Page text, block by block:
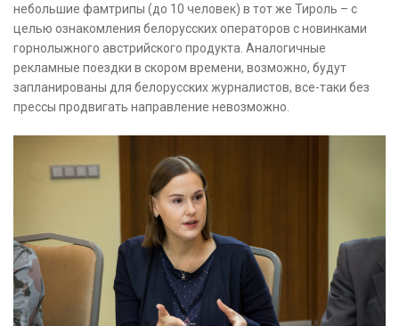
небольшие фамтрипы (до 10 человек) в тот же Тироль – с
целью ознакомления белорусских операторов с новинками
горнолыжного австрийского продукта. Аналогичные
рекламные поездки в скором времени, возможно, будут
запланированы для белорусских журналистов, все-таки без
прессы продвигать направление невозможно.